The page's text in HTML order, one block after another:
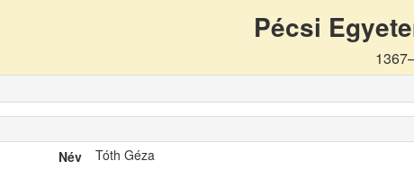
Pécsi
Név
Tóth Géza